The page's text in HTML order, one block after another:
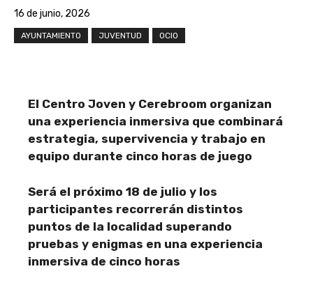
16 de junio, 2026
AYUNTAMIENTO JUVENTUD OCIO
El Centro Joven y Cerebroom organizan
una experiencia inmersiva que combinará
estrategia, supervivencia y trabajo en
equipo durante cinco horas de juego
Será el próximo 18 de julio y los
participantes recorrerán distintos
puntos de la localidad superando
pruebas y enigmas en una experiencia
inmersiva de cinco horas